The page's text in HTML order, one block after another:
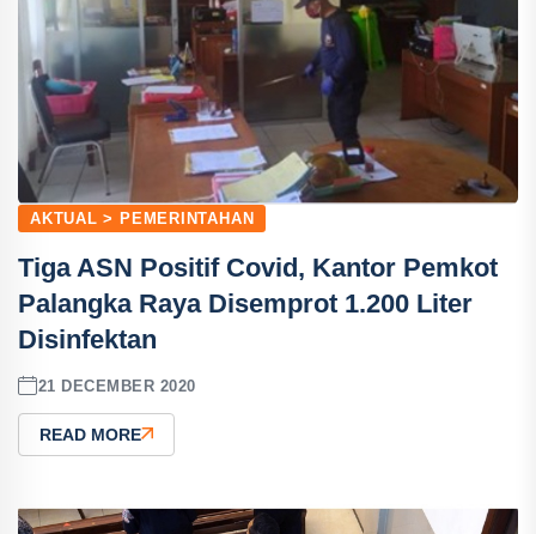
AKTUAL > PEMERINTAHAN
Tiga ASN Positif Covid, Kantor Pemkot
Palangka Raya Disemprot 1.200 Liter
Disinfektan
21 DECEMBER 2020
READ MORE